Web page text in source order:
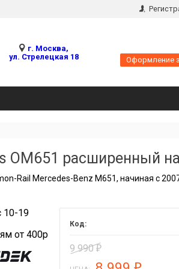
г. Москва,
ул. Стрелецкая 18
Оформление
OM651 расширенный
Rаil Мercеdеs-Веnz M651, нaчиная c
9 990₽
10-19
от 400р